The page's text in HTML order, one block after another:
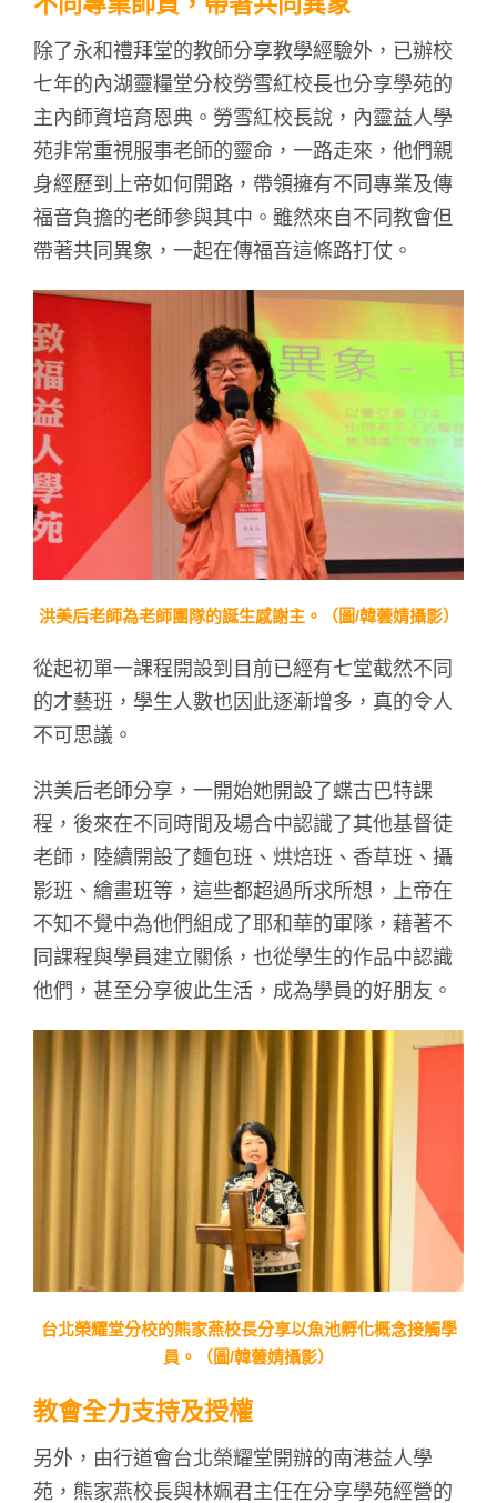
除了永和禮拜堂的教師分享教學經驗外，已辦校
七年的內湖靈糧堂分校勞雪紅校長也分享學苑的
主內師資培育恩典。勞雪紅校長說，內靈益人學
苑非常重視服事老師的靈命，一路走來，他們親
身經歷到上帝如何開路，帶領擁有不同專業及傳
福音負擔的老師參與其中。雖然來自不同教會但
帶著共同異象，一起在傳福音這條路打仗。
洪美后老師為老師團隊的誕生感謝主。（圖/韓蕓婧攝影）
從起初單一課程開設到目前已經有七堂截然不同
的才藝班，學生人數也因此逐漸增多，真的令人
不可思議。
洪美后老師分享，一開始她開設了蝶古巴特課
程，後來在不同時間及場合中認識了其他基督徒
老師，陸續開設了麵包班、烘焙班、香草班、攝
影班、繪畫班等，這些都超過所求所想，上帝在
不知不覺中為他們組成了耶和華的軍隊，藉著不
同課程與學員建立關係，也從學生的作品中認識
他們，甚至分享彼此生活，成為學員的好朋友。
台北榮耀堂分校的熊家燕校長分享以魚池孵化概念接觸學
員。（圖/韓蕓婧攝影）
教會全力支持及授權
另外，由行道會台北榮耀堂開辦的南港益人學
苑，熊家燕校長與林姵君主任在分享學苑經營的